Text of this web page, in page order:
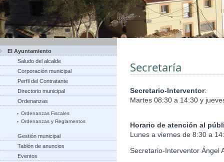
El Ayuntamiento
Saludo del alcalde
Corporación municipal
Perfil del Contratante
Directorio municipal
Ordenanzas
Ordenanzas Fiscales
Ordenanzas y Reglamentos
Gestión municipal
Tablón de anuncios
Eventos
Secretaría
Secretario-Interventor:
Martes 08:30 a 14:30 y
Horario de atención al
Lunes a viernes de 8:30 a
Secretario-Interventor Ángel